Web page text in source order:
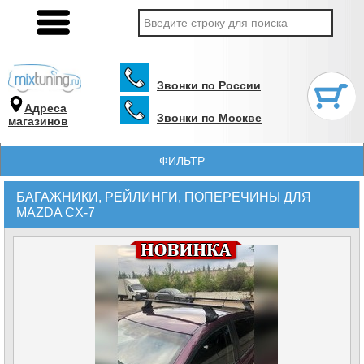
Адреса
магазинов
Звонки по России
Звонки по Москве
ФИЛЬТР
БАГАЖНИКИ, РЕЙЛИНГИ, ПОПЕРЕЧИНЫ ДЛЯ
MAZDA CX-7